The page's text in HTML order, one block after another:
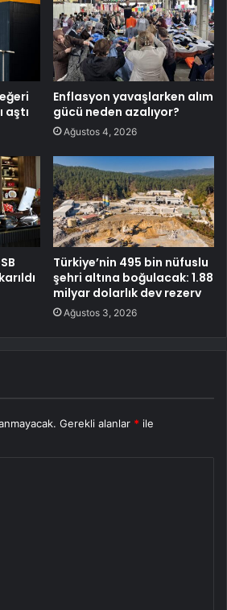
aştı
Enflasyon yavaşlarken alım
gücü neden azalıyor?
Ağustos 4, 2026
Türkiye’nin 495 bin nüfuslu
şehri altına boğulacak: 1.88
milyar dolarlık dev rezerv
Ağustos 3, 2026
Gerekli alanlar * ile